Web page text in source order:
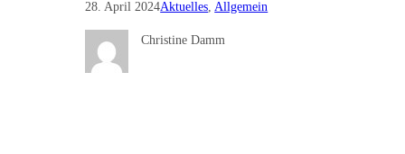
28. April 2024Aktuelles, Allgemein
Christine Damm